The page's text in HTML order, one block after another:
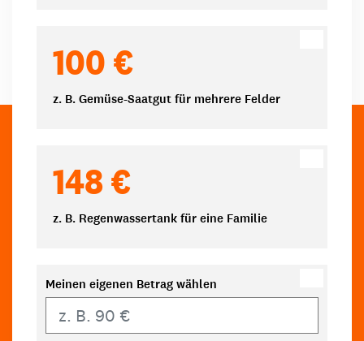
100 €
z. B. Gemüse-Saatgut für mehrere Felder
148 €
z. B. Regenwassertank für eine Familie
Meinen eigenen Betrag wählen